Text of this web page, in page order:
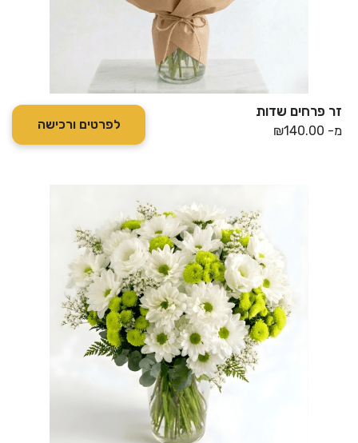
זר פרחים שדות
מ- ₪140.00 לפרטים ורכישה